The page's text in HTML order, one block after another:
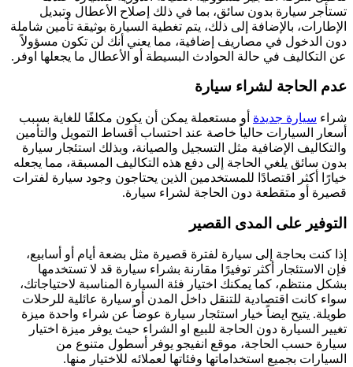
تستأجر سيارة بدون سائق، بما في ذلك إصلاح الأعطال وتبديل
الإطارات، بالإضافة إلى ذلك، يتم تغطية السيارة بوثيقة تأمين شاملة
دون الدخول في مصاريف إضافية، مما يعني أنك لن تكون مسؤولاً
عن التكاليف في حالة الحوادث البسيطة أو الأعطال ما يجعلها اوفر.
عدم الحاجة لشراء سيارة
شراء سيارة جديدة أو مستعملة يمكن أن يكون مكلفًا للغاية بسبب
أسعار السيارات حالياً خاصة عند احتساب أقساط التمويل والتأمين
والتكاليف الإضافية مثل التسجيل والصيانة، وبذلك استئجار سيارة
بدون سائق يلغي الحاجة إلى دفع هذه التكاليف المسبقة، مما يجعله
خيارًا أكثر اقتصادًا للمستخدمين الذين يحتاجون وجود سيارة لفترات
قصيرة أو متقطعة دون الحاجة لشراء سيارة.
التوفير على المدى القصير
إذا كنت بحاجة إلى سيارة لفترة قصيرة مثل بضعة أيام أو أسابيع،
فإن الاستئجار أكثر توفيرًا مقارنة بشراء سيارة قد لا تستخدمها
بشكل منتظم، كما يمكنك اختيار فئة السيارة المناسبة لاحتياجاتك،
سواء كانت اقتصادية للتنقل داخل المدن أو سيارة عائلية للرحلات
طويلة. يتيح ايضاً خيار استئجار سيارة عوضاً عن شراء واحدة ميزة
تغيير السيارة دون الحاجة للبيع او الشراء حيث يوفر ميزة اختيار
سيارة حسب الحاجة، موقع انفيجو يوفر أسطول متنوع من
السيارات بجميع استخداماتها وفئاتها لعملائه للاختيار منها.